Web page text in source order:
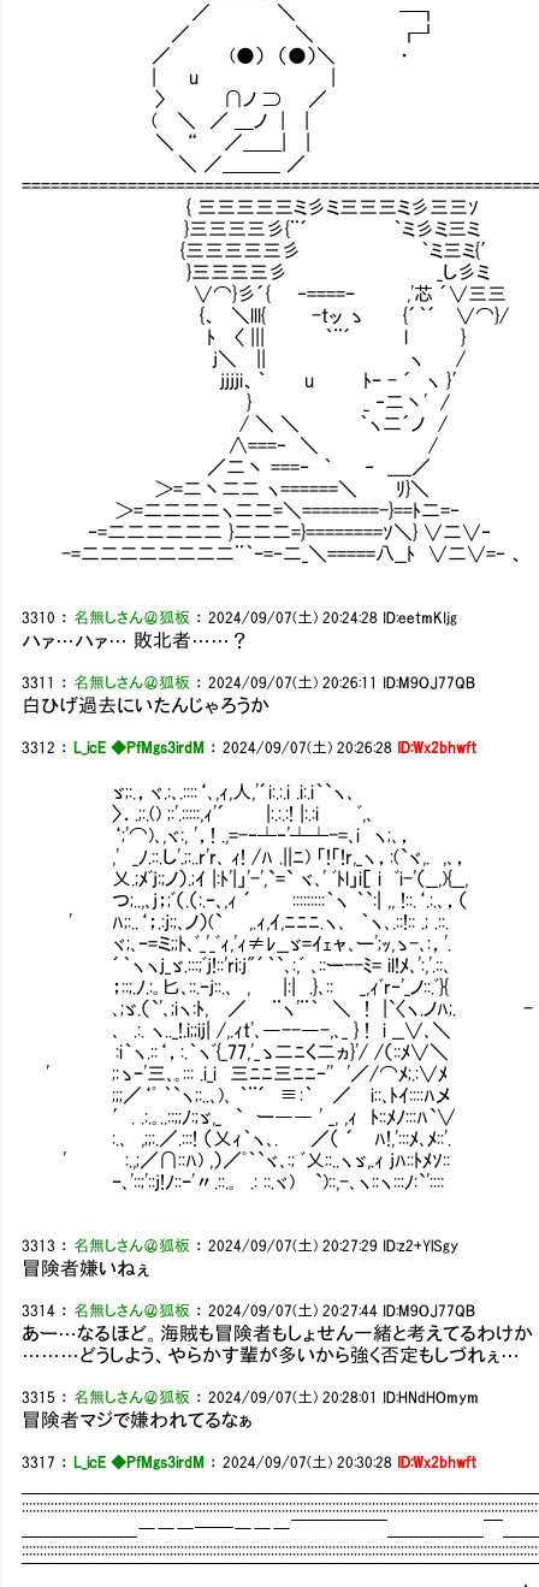
／ ＼ ━┓
／ ＼ ┏┛
／ (●） （●）＼ ・
| u |
〉 ∩ノ ⊃ ／ ……は？海
( ＼ ／ ＿ノ | |
＼ “ ／＿＿| |
＼ ／＿＿＿ ／
{ 三三三三三ミ彡ミ三三三ミ彡三三ｿ
}三三三三彡{¨´ ｀ミ彡ミ三ミ
{三三三三三彡 ｀ミ三ミ{′
}三三三三彡 _し彡ミ
∨⌒}彡´{ ‐====ｰ ,'芯 ´∨三三 サ
{、 ＼lll{ -tッ ゝ {´｀´ ∨⌒}/
ﾄ 〈 ||| ｀¨´ l }
j＼ || ヽ / 彼は【賢者】の
jjjji、｀ u ﾄｰ - ´ ヽ }′
} _ ‐二丶' /
/ ＼ ＼ ｀ヽ二´ノ /
∧===‐ ＼ / いくら何でも
／二丶 ===‐ ｀ ‐ ____／
＞=二丶二二 ヽ======＼ ﾘ}＼
＞=二二二二ヽ二二=＼========-}==ﾄ二=‐ 敗
‐=二二二二二二 }二二二=}========ｿ＼} ∨二∨‐
-=二二二二二二二二¨｀ｰ=‐二_＼=====八__ﾄ ∨二∨=‐ 、
3310 ： 名無しさん＠狐板 ：2024/09/07(土) 20:24:28 ID:eetmKIjg
ハァ…ハァ… 敗北者……？
3311 ： 名無しさん＠狐板 ：2024/09/07(土) 20:26:11 ID:M9OJ77QB
白ひげ過去にいたんじゃろうか
3312 ： L_icE ◆PfMgs3irdM ：2024/09/07(土) 20:26:28 ID:Wx2bhwft
ゞ;:.，ヾ.:､.::::‘､,ｨ,人,'´i:.:.i .i:.i｀`ヽ､
〉．.;:.() ;:'.:::::,ｨ'´ |:.:.:! |:.:i ﾞ
‘;'⌒)､,ヾ:, '，! .,=-‐┴‐'┴┴-=､i ヽ;､，
,' _ﾉ.::.し'.;:..r'r､ ｨ! /ﾊ .||ﾆ) 「!「!r,_ヽ，:(`ヾ,. ,､，
乂.;ﾒﾞj:;ノ）.;ｲ |:ﾄ'|」'-',`=` ヾ､' ﾞﾄl」i［ i ﾞi-'（__,){__, ＼
つ;..,､j；;ﾞ（.（:.ｰ､,ｨ ´ :::::::::
' ﾊ;:..‘；.:j:;､ノ）(` ,.ｨ,ｲ,ﾆﾆﾆ.ヽ､ ｀ヽ
ヾ;､ｰ=ミ;;ﾄ､ﾞ_'_ﾞｨ,'ｨ≠ﾚ__ゞ
´｀ヽヽj_ゞ.:::;ﾞj!::'ri:j"´｀`､:,ﾞ ､::ー--ﾐ= il!ﾒ､':,'.::
；::;.ﾉ.:｡匕､::.ｰj::.､ , |:| .}
､;ゞ.（`'､;iヽ:ﾄ, ／ ¨ヽ'¨｀ ＼ !
､ .:. ヽ.._!.i;;ij| /,.ｨt'､―--―-,､_ } ! i __∨､＼ ≧ 【
:i｀ヽ.::‘，:.｀ヽﾞ{_77,'_ゝ
' ;:ゝｰ'三､｡::: .i_i 三ﾆﾆ三ﾆﾆ‐'' '／/⌒ﾒ;.:∨ﾒ
;;;／‘ﾟ ｀`ヽ;:..､)､ ｀¨´
′. .:.｡..::;;ﾉ:;ゞ,_ ` ー―― ' _, ,ｨ ﾄ::ﾒﾉ:::ﾊ`∨ ／
:.､ ,;;:.／.:::! （乂ｨ｀ヽ､. ／（ ´ ﾊ!,':::ﾒ､ﾒ::'.
' :.,;／∩::ﾊ) ,）／ﾟ｀`ヾ､:; ﾞ乂::..ヽゞ,.ｨ jﾊ::ﾄﾒｿ::
ｰ､'::;'::j!ﾉ::ｰ'〃.::.｡ .: ::.ヾ) `)::,-
3313 ： 名無しさん＠狐板 ：2024/09/07(土) 20:27:29 ID:z2+YlSgy
冒険者嫌いねぇ
3314 ： 名無しさん＠狐板 ：2024/09/07(土) 20:27:44 ID:M9OJ77QB
あー…なるほど。海賊も冒険者もしょせん一緒と考えてるわけか
………どうしよう、やらかす輩が多いから強く否定もしづれぇ…
3315 ： 名無しさん＠狐板 ：2024/09/07(土) 20:28:01 ID:HNdHOmym
冒険者マジで嫌われてるなぁ
3317 ： L_icE ◆PfMgs3irdM ：2024/09/07(土) 20:30:28 ID:Wx2bhwft
＿＿＿＿＿＿―――━━―――￣￣￣￣￣＿＿＿＿＿￣＿
￣￣￣￣￣￣￣￣￣￣￣￣￣￣￣￣￣￣￣￣￣￣￣￣￣￣